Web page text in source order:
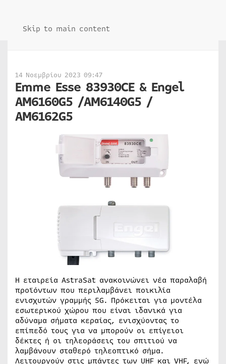
Skip to main content
14 Νοεμβρίου 2023 09:47
Emme Esse 83930CE & Engel
AM6160G5 /AM6140G5 /
AM6162G5
Η εταιρεία AstraSat ανακοινώνει νέα παραλαβή
προϊόντων που περιλαμβάνει ποικιλία
ενισχυτών γραμμής 5G. Πρόκειται για μοντέλα
εσωτερικού χώρου που είναι ιδανικά για
αδύναμα σήματα κεραίας, ενισχύοντας το
επίπεδό τους για να μπορούν οι επίγειοι
δέκτες ή οι τηλεοράσεις του σπιτιού να
λαμβάνουν σταθερό τηλεοπτικό σήμα.
Λειτουργούν στις μπάντες των UHF και VHF, ενώ